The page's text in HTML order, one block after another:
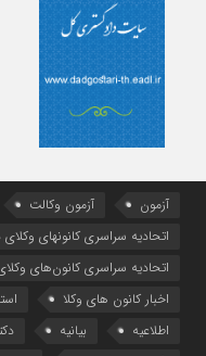
آزمون آزمون وکالت
اتحادیه سراسری کانونهای
اتحادیه سراسری کانون‌های
اخبار کانون های وکلا
اطلاعیه
بیانیه